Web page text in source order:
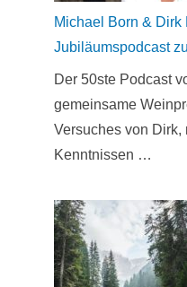
Michael Born & Dirk
Jubiläumspodcast
Der 50ste Podcast
gemeinsame
Versuches von
Kenntnissen …